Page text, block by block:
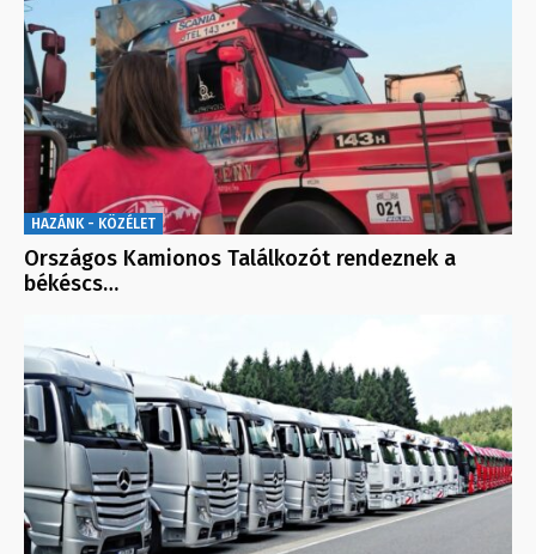
HAZÁNK - KÖZÉLET
Országos Kamionos Találkozót rendeznek a
békéscs…